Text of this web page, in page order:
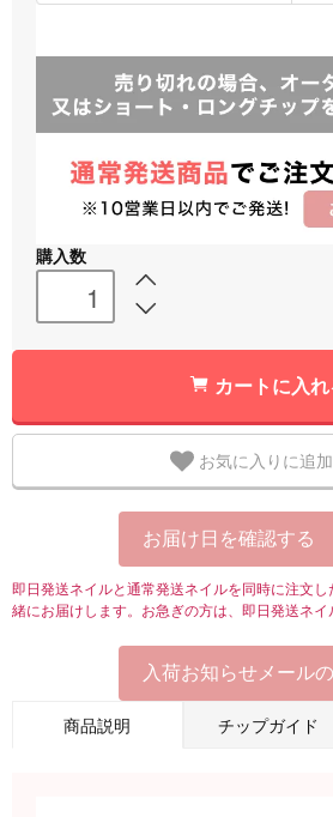
購入数
カートに入
お気に入りに追
お届け日を確認する
即日発送ネイルと通常発送ネイルを同時に注文
緒にお届けします。お急ぎの方は、即日発送ネイ
入荷お知らせメール
商品説明 チップガイド